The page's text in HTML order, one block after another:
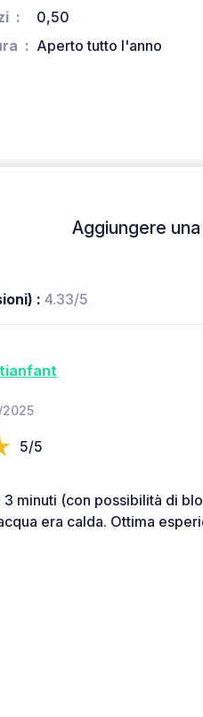
0,50
Aperto tutto l'anno
Aggiungere
: 4.33/5
5/5
3 minuti (con possibilità di
era calda. Ottima